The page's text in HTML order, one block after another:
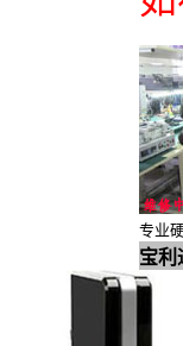
专业
宝利